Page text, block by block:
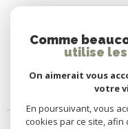
Comme
utilise
On aimerait vous
votre
En poursuivant, vous
cookies par ce site,